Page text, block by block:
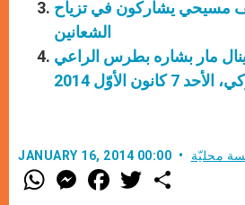
مسيحي يشاركون في تزياح
الشعانين
مار بشاره بطرس الراعي
7 كانون الأوّل 2014
JANUARY 16, 2014 00:00 محليّة
W
h
M
e
F
a w